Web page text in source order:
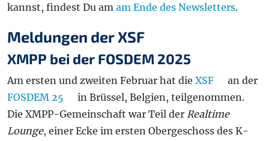
kannst, findest Du am am Ende des Newsletters.
Meldungen der XSF
XMPP bei der FOSDEM 2025
Am ersten und zweiten Februar hat die XSF
an der
FOSDEM 25
in Brüssel, Belgien, teilgenommen.
Die XMPP-Gemeinschaft war Teil der Realtime
Lounge, einer Ecke im ersten Obergeschoss des K-